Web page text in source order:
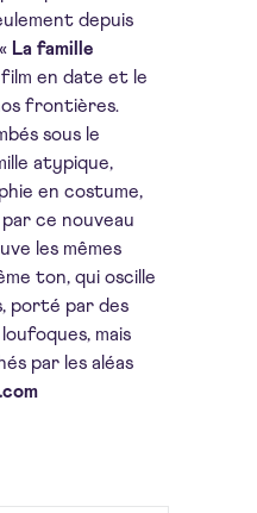
depuis
La famille
en date et le
frontières.
sous le
atypique,
en costume,
ce nouveau
les mêmes
ton, qui oscille
porté par des
mais
par les aléas